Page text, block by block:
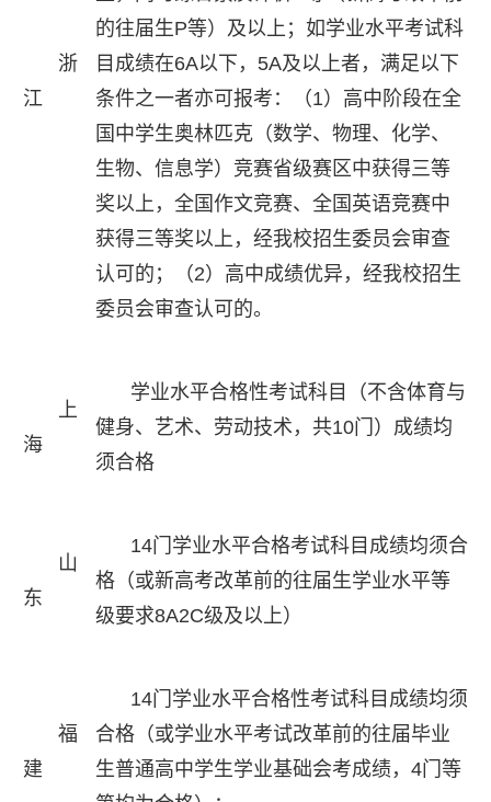
浙
江
的往届生P等）及以上；如学业水平考试科
目成绩在6A以下，5A及以上者，满足以下
条件之一者亦可报考：（1）高中阶段在全
国中学生奥林匹克（数学、物理、化学、
生物、信息学）竞赛省级赛区中获得三等
奖以上，全国作文竞赛、全国英语竞赛中
获得三等奖以上，经我校招生委员会审查
认可的；（2）高中成绩优异，经我校招生
委员会审查认可的。
上
海
学业水平合格性考试科目（不含体育与
健身、艺术、劳动技术，共10门）成绩均
须合格
山
东
14门学业水平合格考试科目成绩均须合
格（或新高考改革前的往届生学业水平等
级要求8A2C级及以上）
福
建
14门学业水平合格性考试科目成绩均须
合格（或学业水平考试改革前的往届毕业
生普通高中学生学业基础会考成绩，4门等